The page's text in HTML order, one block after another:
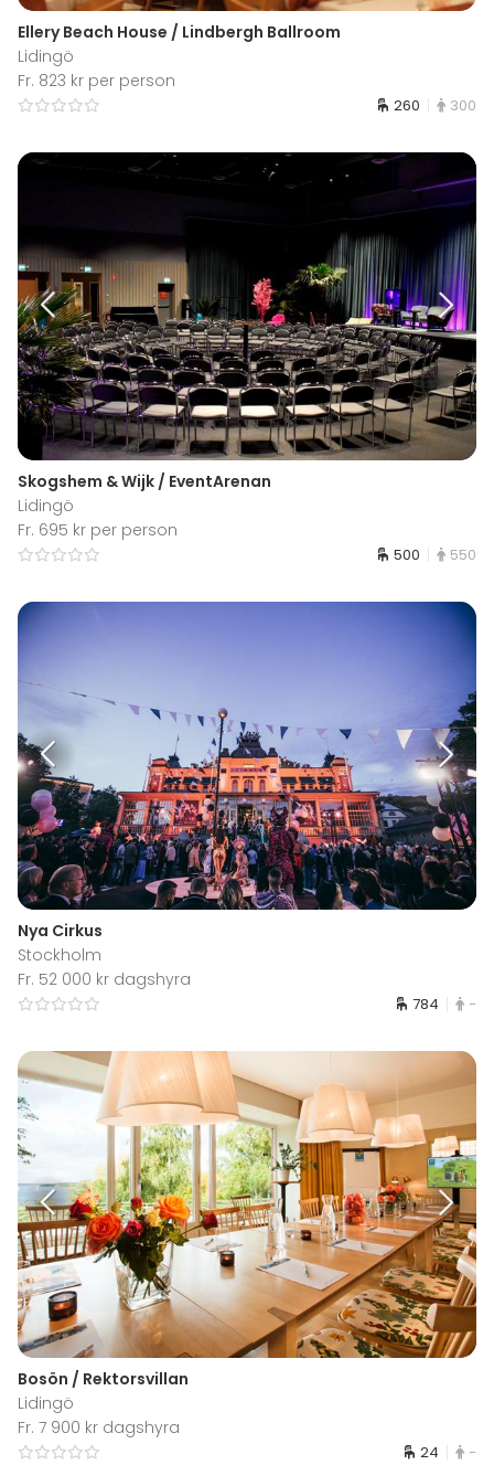
Ellery Beach House / Lindbergh Ballroom
Lidingö
Fr. 823 kr per person
260 300
Skogshem & Wijk / EventArenan
Lidingö
Fr. 695 kr per person
500 550
Nya Cirkus
Stockholm
Fr. 52 000 kr dagshyra
784 -
Bosön / Rektorsvillan
Lidingö
Fr. 7 900 kr dagshyra
24 -